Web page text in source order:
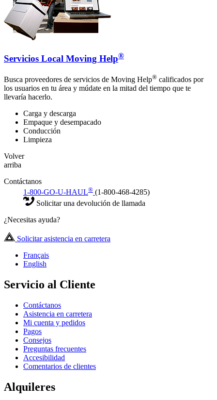
Servicios Local Moving Help®
Busca proveedores de servicios de Moving Help® calificados por
los usuarios en tu área y múdate en la mitad del tiempo que te
llevaría hacerlo.
Carga y descarga
Empaque y desempacado
Conducción
Limpieza
Volver
arriba
Contáctanos
1-800-GO-U-HAUL® (1-800-468-4285)
Solicitar una devolución de llamada
¿Necesitas ayuda?
Solicitar asistencia en carretera
Français
English
Servicio al Cliente
Contáctanos
Asistencia en carretera
Mi cuenta y pedidos
Pagos
Consejos
Preguntas frecuentes
Accesibilidad
Comentarios de clientes
Alquileres